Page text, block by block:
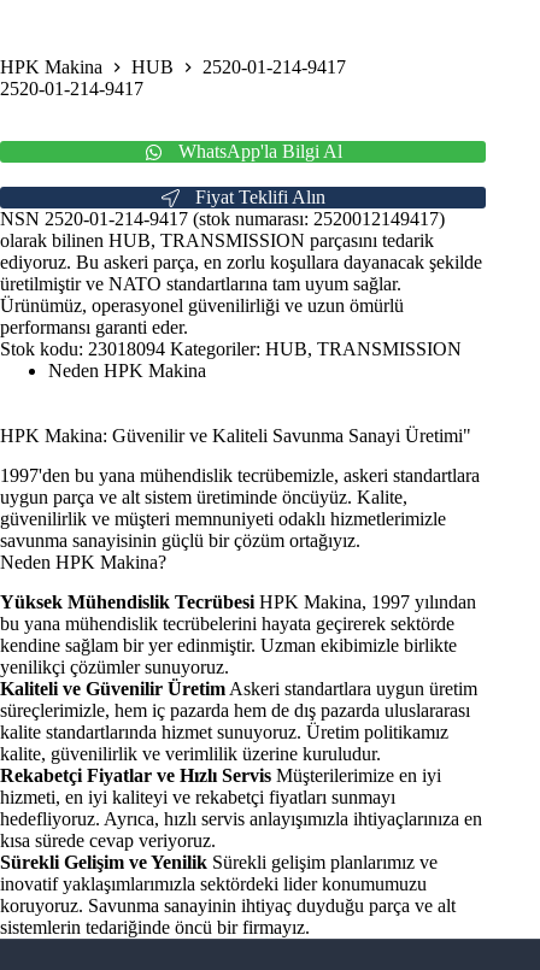
HPK Makina HUB
2520-01-214-9417
2520-01-214-9417
WhatsApp'la Bilgi Al
Fiyat Teklifi Alın
NSN 2520-01-214-9417 (stok numarası: 2520012149417)
olarak bilinen HUB, TRANSMISSION parçasını tedarik
ediyoruz. Bu askeri parça, en zorlu koşullara dayanacak şekilde
üretilmiştir ve NATO standartlarına tam uyum sağlar.
Ürünümüz, operasyonel güvenilirliği ve uzun ömürlü
performansı garanti eder.
Stok kodu: 23018094 Kategoriler: HUB, TRANSMISSION
Neden HPK Makina
HPK Makina: Güvenilir ve Kaliteli Savunma Sanayi Üretimi"
1997'den bu yana mühendislik tecrübemizle, askeri standartlara
uygun parça ve alt sistem üretiminde öncüyüz. Kalite,
güvenilirlik ve müşteri memnuniyeti odaklı hizmetlerimizle
savunma sanayisinin güçlü bir çözüm ortağıyız.
Neden HPK Makina?
Yüksek Mühendislik Tecrübesi HPK Makina, 1997 yılından
bu yana mühendislik tecrübelerini hayata geçirerek sektörde
kendine sağlam bir yer edinmiştir. Uzman ekibimizle birlikte
yenilikçi çözümler sunuyoruz.
Kaliteli ve Güvenilir Üretim Askeri standartlara uygun üretim
süreçlerimizle, hem iç pazarda hem de dış pazarda uluslararası
kalite standartlarında hizmet sunuyoruz. Üretim politikamız
kalite, güvenilirlik ve verimlilik üzerine kuruludur.
Rekabetçi Fiyatlar ve Hızlı Servis Müşterilerimize en iyi
hizmeti, en iyi kaliteyi ve rekabetçi fiyatları sunmayı
hedefliyoruz. Ayrıca, hızlı servis anlayışımızla ihtiyaçlarınıza en
kısa sürede cevap veriyoruz.
Sürekli Gelişim ve Yenilik Sürekli gelişim planlarımız ve
inovatif yaklaşımlarımızla sektördeki lider konumumuzu
koruyoruz. Savunma sanayinin ihtiyaç duyduğu parça ve alt
sistemlerin tedariğinde öncü bir firmayız.